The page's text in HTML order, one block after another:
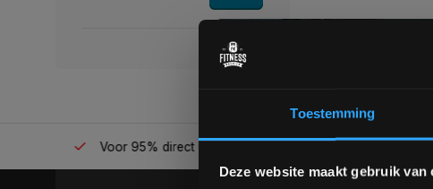
Toestemming
Deze website maakt gebruik van
Voor 95% direct uit voorraad geleverd